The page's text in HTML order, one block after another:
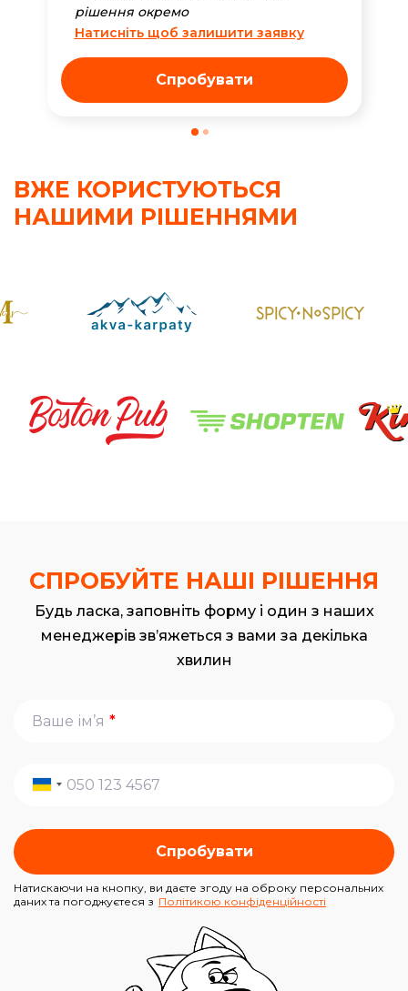
рішення окремо
Натисніть щоб залишити заявку
Спробувати
ВЖЕ КОРИСТУЮТЬСЯ
НАШИМИ РІШЕННЯМИ
СПРОБУЙТЕ НАШІ РІШЕННЯ
Будь ласка, заповніть форму і один з наших
менеджерів зв’яжеться з вами за декілька
хвилин
*
Спробувати
Натискаючи на кнопку, ви даєте згоду на оброку персональних
даних та погоджуєтеся з Політикою конфіденційності